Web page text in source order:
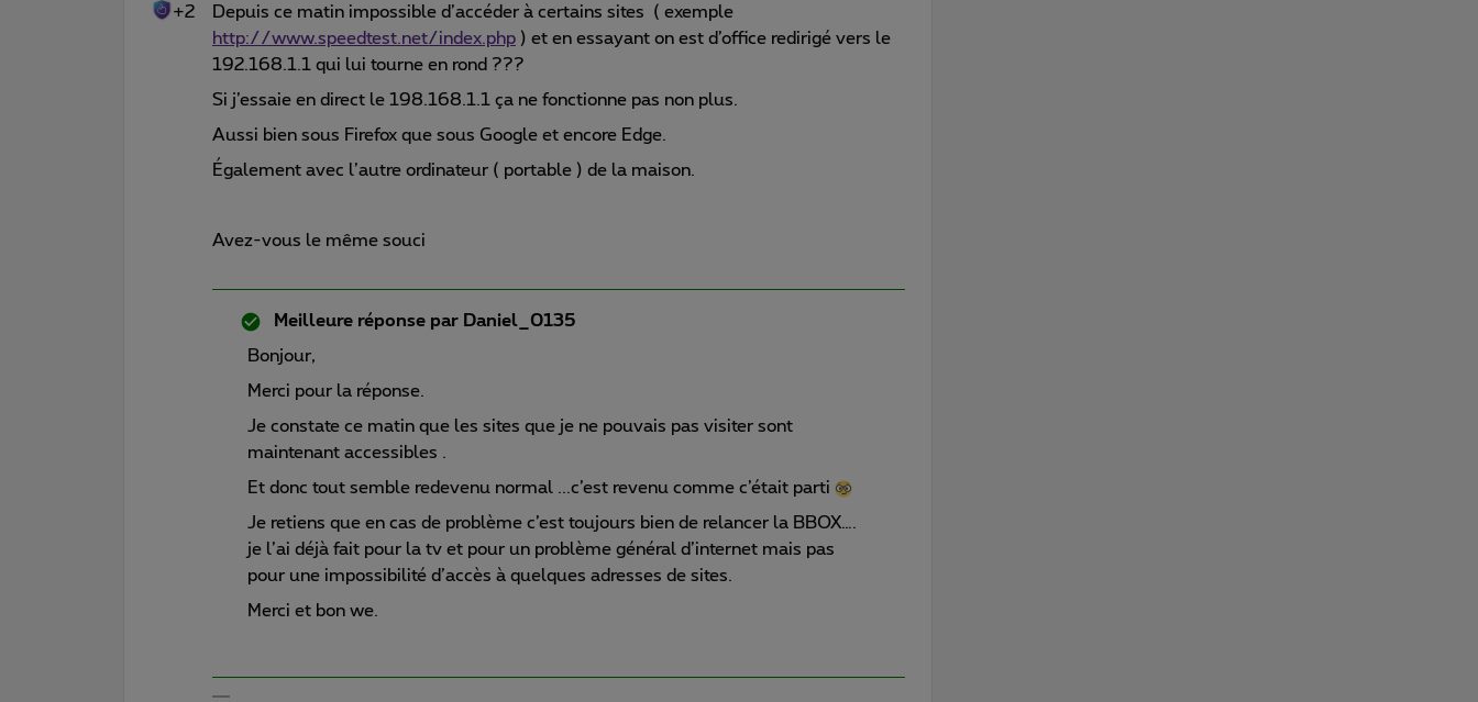
+2
Depuis ce matin impossible d’accéder à certains sites ( exemple
http://www.speedtest.net/index.php ) et en essayant on est d’office redirigé vers le
192.168.1.1 qui lui tourne en rond ???
Si j’essaie en direct le 198.168.1.1 ça ne fonctionne pas non plus.
Aussi bien sous Firefox que sous Google et encore Edge.
Également avec l’autre ordinateur ( portable ) de la maison.
Avez-vous le même souci
Meilleure réponse par Daniel_0135
Bonjour,
Merci pour la réponse.
Je constate ce matin que les sites que je ne pouvais pas visiter sont
maintenant accessibles .
Et donc tout semble redevenu normal ...c’est revenu comme c’était parti
Je retiens que en cas de problème c’est toujours bien de relancer la BBOX….
je l’ai déjà fait pour la tv et pour un problème général d’internet mais pas
pour une impossibilité d’accès à quelques adresses de sites.
Merci et bon we.